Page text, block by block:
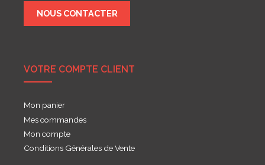
NOUS CONTACTER
VOTRE COMPTE CLIENT
Mon panier
Mes commandes
Mon compte
Conditions Générales de Vente